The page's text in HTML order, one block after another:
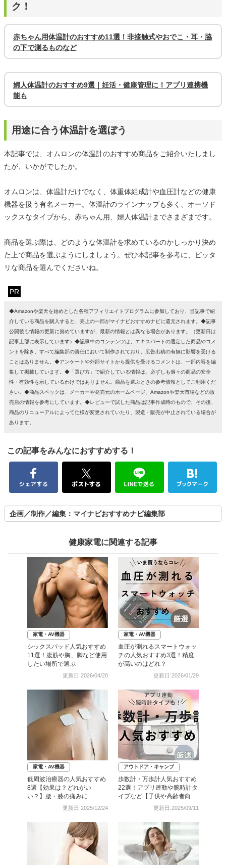
ク！
赤ちゃん用体温計のおすすめ11選！非接触式やおでこ・耳・脇
の下で測るものなど
婦人体温計のおすすめ9選｜妊活・健康管理に！アプリ連携機
能も
用途に合う体温計を選ぼう
本記事では、オムロンの体温計のおすすめ商品をご紹介いたしまし
たが、いかがでしたか。
オムロンは、体温計だけでなく、体重体組成計や血圧計などの健康
機器を扱う有名メーカー。体温計のラインナップも多く、オーソド
ックスなタイプから、赤ちゃん用、婦人体温計までさまざまです。
商品を選ぶ際は、どのような体温計を求めているのかしっかり決め
た上で商品を選ぶようにしましょう。ぜひ本記事を参考に、ピッタ
リな商品を選んでくださいね。
PR
◆Amazonや楽天を始めとした各種アフィリエイトプログラムに参加しており、当記事で紹
介している商品を購入すると、売上の一部がマイナビおすすめナビに還元されます。◆記事
公開後も情報の更新に努めていますが、最新の情報とは異なる場合があります。（更新日は
記事上部に表示しています）◆記事中のコンテンツは、エキスパートの選定した商品やコメ
ントを除き、すべて編集部の責任において制作されており、広告出稿の有無に影響を受ける
ことはありません。◆アンケートや外部サイトから提供を受けるコメントは、一部内容を編
集して掲載しています。◆「選び方」で紹介している情報は、必ずしも個々の商品の安全
性・有効性を示しているわけではありません。商品を選ぶときの参考情報としてご利用くだ
さい。◆商品スペックは、メーカーや発売元のホームページ、Amazonや楽天市場などの販
売店の情報を参考にしています。◆レビューで試した商品は記事作成時のもので、その後、
商品のリニューアルによって仕様が変更されていたり、製造・販売が中止されている場合が
あります。
この記事をみんなにおすすめする！
企画／制作／編集：マイナビおすすめナビ編集部
健康家電に関連する記事
家電・AV機器
シックスパッド人気おすすめ
11選！腹筋や胸、脚など使用
したい場所で選ぶ
更新日:2026/04/20
家電・AV機器
血圧が測れるスマートウォッ
チの人気おすすめ3選！精度
が高いのはどれ？
更新日:2026/01/29
家電・AV機器
低周波治療器の人気おすすめ
8選【効果は？どれがい
い？】腰・膝の痛みに
更新日:2025/12/24
アウトドア・キャンプ
歩数計・万歩計人気おすすめ
22選！アプリ連動や腕時計タ
イプなど【子供や高齢者向け
更新日:2025/09/11